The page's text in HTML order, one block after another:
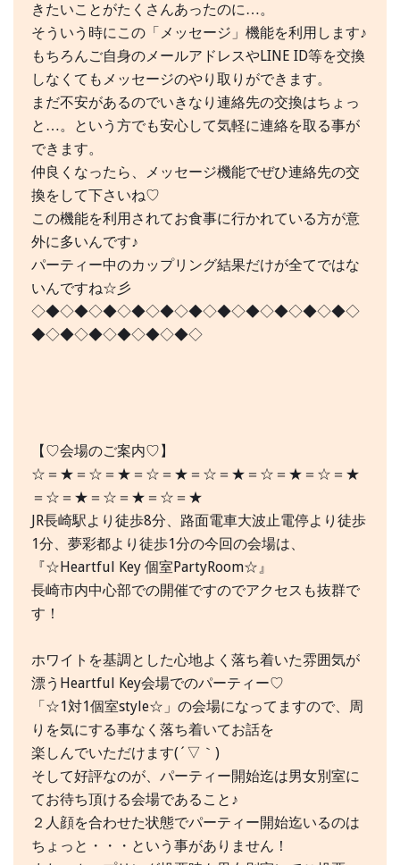
きたいことがたくさんあったのに…。
そういう時にこの「メッセージ」機能を利用します♪
もちろんご自身のメールアドレスやLINE ID等を交換
しなくてもメッセージのやり取りができます。
まだ不安があるのでいきなり連絡先の交換はちょっ
と…。という方でも安心して気軽に連絡を取る事が
できます。
仲良くなったら、メッセージ機能でぜひ連絡先の交
換をして下さいね♡
この機能を利用されてお食事に行かれている方が意
外に多いんです♪
パーティー中のカップリング結果だけが全てではな
いんですね☆彡
◇◆◇◆◇◆◇◆◇◆◇◆◇◆◇◆◇◆◇◆◇◆◇
◆◇◆◇◆◇◆◇◆◇◆◇
【♡会場のご案内♡】
☆＝★＝☆＝★＝☆＝★＝☆＝★＝☆＝★＝☆＝★
＝☆＝★＝☆＝★＝☆＝★
JR長崎駅より徒歩8分、路面電車大波止電停より徒歩
1分、夢彩都より徒歩1分の今回の会場は、
『☆Heartful Key 個室PartyRoom☆』
長崎市内中心部での開催ですのでアクセスも抜群で
す！
ホワイトを基調とした心地よく落ち着いた雰囲気が
漂うHeartful Key会場でのパーティー♡
「☆1対1個室style☆」の会場になってますので、周
りを気にする事なく落ち着いてお話を
楽しんでいただけます(´▽｀)
そして好評なのが、パーティー開始迄は男女別室に
てお待ち頂ける会場であること♪
２人顔を合わせた状態でパーティー開始迄いるのは
ちょっと・・・という事がありません！